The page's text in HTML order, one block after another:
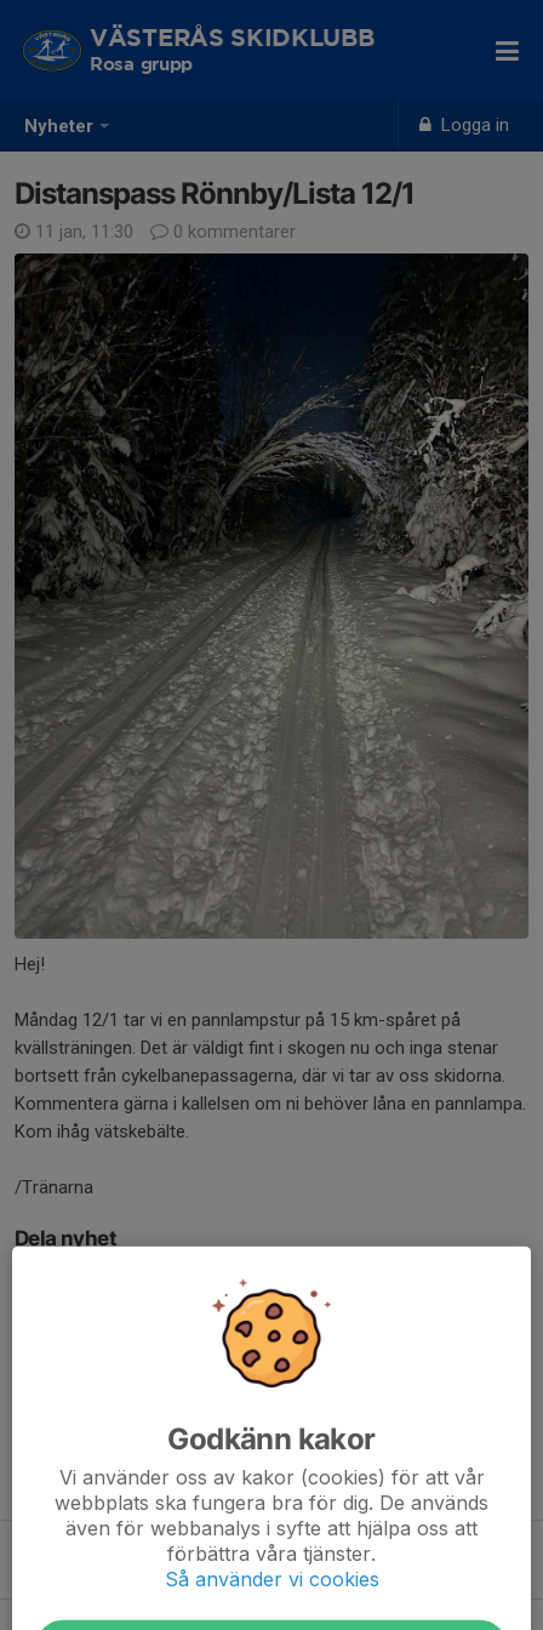
Nyheter Logga in
VÄSTERÅS SKIDKLUBB
Rosa grupp
Distanspass Rönnby/Lista 12/1
11 jan, 11:30 0 kommentarer
Hej!
Måndag 12/1 tar vi en pannlampstur på 15 km-spåret på
kvällsträningen. Det är väldigt fint i skogen nu och inga stenar
bortsett från cykelbanepassagerna, där vi tar av oss skidorna.
Kommentera gärna i kallelsen om ni behöver låna en pannlampa.
Kom ihåg vätskebälte.
/Tränarna
Dela nyhet
Tidigare nyheter
Kvällens träning (4/2) sker tillsammans med Svart
4 feb, 16:46 0
Godkänn kakor
Vi använder oss av kakor (cookies) för att vår
webbplats ska fungera bra för dig. De används
även för webbanalys i syfte att hjälpa oss att
förbättra våra tjänster.
Så använder vi cookies